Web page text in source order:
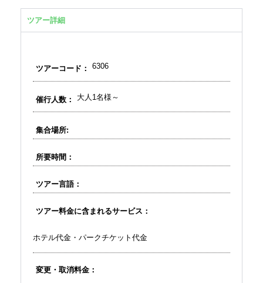
ツアー詳細
ツアーコード： 6306
催行人数： 大人1名様～
集合場所:
所要時間：
ツアー言語：
ツアー料金に含まれるサービス：
ホテル代金・パークチケット代金
変更・取消料金：